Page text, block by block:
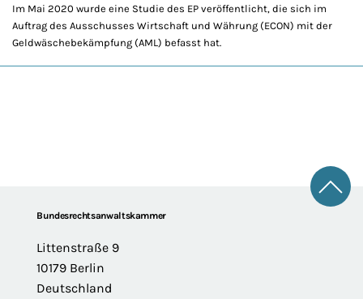
Im Mai 2020 wurde eine Studie des EP veröffentlicht, die sich im
Auftrag des Ausschusses Wirtschaft und Währung (ECON) mit der
Geldwäschebekämpfung (AML) befasst hat.
FooterBundesrechtsanwaltskammer
Littenstraße 9
10179 Berlin
Deutschland